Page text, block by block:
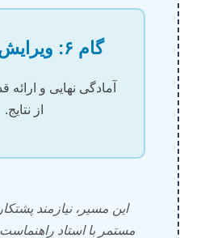
گام ۶: ویرایش و دفاع
آمادگی نهایی و ارائه
از نتایج.
این مسیر، نیازمند
مستمر با استاد